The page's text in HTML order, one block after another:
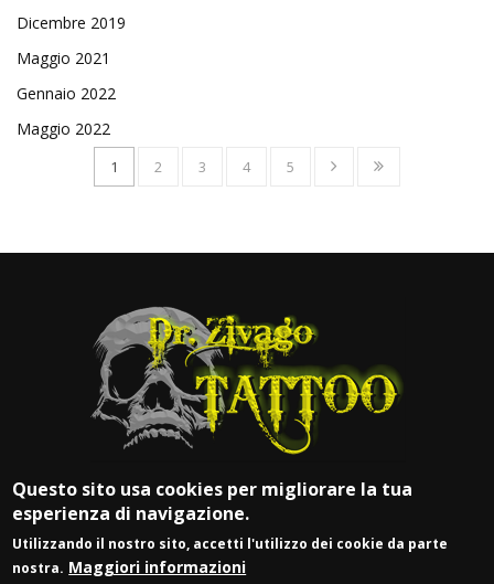
Dicembre 2019
Maggio 2021
Gennaio 2022
Maggio 2022
1 2 3 4 5
Questo sito usa cookies per migliorare la tua
esperienza di navigazione.
Utilizzando il nostro sito, accetti l'utilizzo dei cookie da parte
nostra. Maggiori informazioni